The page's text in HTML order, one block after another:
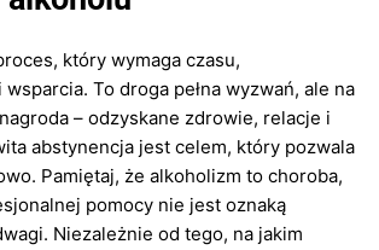
który wymaga czasu,
wsparcia. To droga pełna wyzwań, ale na
– odzyskane zdrowie, relacje i
abstynencja jest celem, który pozwala
Pamiętaj, że alkoholizm to choroba,
pomocy nie jest oznaką
Niezależnie od tego, na jakim